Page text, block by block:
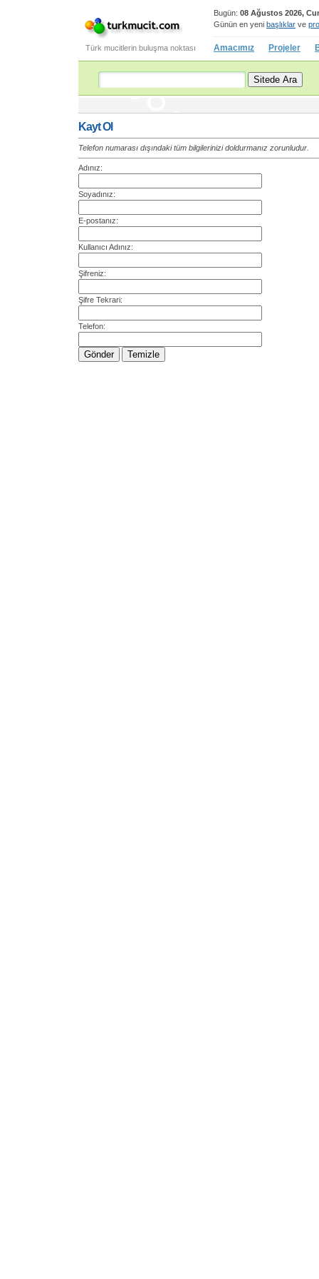
Bugün: 08 Ağustos 2026,
Günün en yeni başlıklar ve
Türk mucitlerin buluşma noktası Amacımız Projeler
Kayt Ol
Telefon numarası dışındaki tüm bilgilerinizi doldurmanız zorunludur.
Adınız:
Soyadınız:
E-postanız:
Kullanıcı Adınız:
Şifreniz:
Şifre Tekrari:
Telefon: